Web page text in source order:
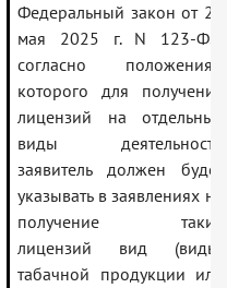
Федеральный закон от 23
мая 2025 г. N 123-ФЗ,
согласно положениям
которого для получения
лицензий на отдельные
виды деятельности
заявитель должен будет
указывать в заявлениях на
получение таких
лицензий вид (виды)
табачной продукции или